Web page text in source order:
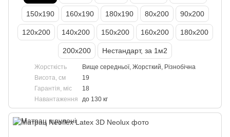
150х190 160х190 180х190 80х200 90х200
120х200 140х200 150х200 160х200 180х200
200х200 Нестандарт, за 1м2
Жорсткість
Вище середньої, Жорсткий, Різнобічна
Висота, см
19
Гарантія, міс
18
Навантаження
до 130 кг